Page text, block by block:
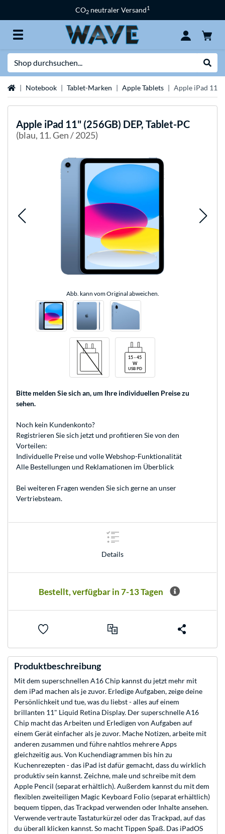
CO2 neutraler Versand1
StartseiteNotebook Tablet-Marken Apple Tablets Apple iPad 11"
Apple iPad 11" (256GB) DEP, Tablet-PC
(blau, 11. Gen / 2025)
Abb. kann vom Original abweichen.
Bitte melden Sie sich an, um Ihre individuellen Preise zu
sehen.
Noch kein Kundenkonto?
Registrieren Sie sich jetzt und profitieren Sie von den
Vorteilen:
Individuelle Preise und volle Webshop-Funktionalität
Alle Bestellungen und Reklamationen im Überblick
Bei weiteren Fragen wenden Sie sich gerne an unser
Vertriebsteam.
Details
Bestellt, verfügbar in 7-13 Tagen
Produktbeschreibung
Mit dem superschnellen A16 Chip kannst du jetzt mehr mit
dem iPad machen als je zuvor. Erledige Aufgaben, zeige deine
Persönlichkeit und tue, was du liebst - alles auf einem
brillanten 11" Liquid Retina Display. Der superschnelle A16
Chip macht das Arbeiten und Erledigen von Aufgaben auf
einem Gerät einfacher als je zuvor. Mache Notizen, arbeite mit
anderen zusammen und führe nahtlos mehrere Apps
gleichzeitig aus. Von Kuchendiagrammen bis hin zu
Kuchenrezepten - das iPad ist dafür gemacht, dass du wirklich
produktiv sein kannst. Zeichne, male und schreibe mit dem
Apple Pencil (separat erhältlich). Außerdem kannst du mit dem
flexiblen zweiteiligen Magic Keyboard Folio (separat erhältlich)
bequem tippen, das Trackpad verwenden oder Inhalte ansehen.
Verwende vertraute Tastaturkürzel oder das Trackpad, auf das
du überall klicken kannst. So macht Tippen Spaß. Das iPadOS